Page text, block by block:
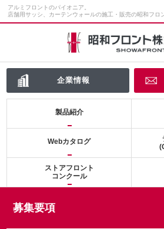
アルミフロントのパイオニア。
店舗用サッシ、カーテンウォールの施工・販売の昭和フロ
企業情報
製品紹介
Webカタログ
ストアフロント
コンクール
募集要項